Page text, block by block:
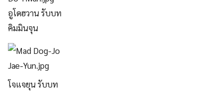
อูโดฮวาน รับบท
คิมมินจุน
โจแจยุน รับบท